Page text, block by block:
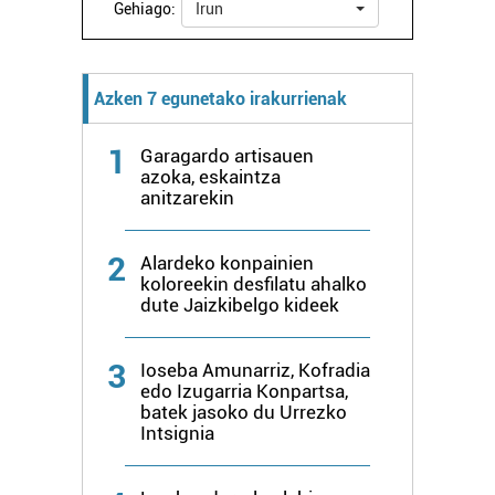
interes komertzial legitimoetan babesten dira. Ikusi gure
duten interes legitimoa eta horren aurka nola egin
dezakezun ikusteko.
Lortu zure datu pertsonalak prozesatzeko moduari
buruzko informazio gehiago eta ezarri zure lehentasunak
datuen atalean. Edozein unetan alda edo ken dezakezu
zure baimena Cookieen adierazpenean.
Webgune honek cookie propioak eta hirugarrenen cookie-
fitxategiak erabiltzen ditu. Zure esperientzia eta
zerbitzuak hobetzeko asmoz, cookie teknologiaz
baliatzen gara. Ohar hau onartuz gero, teknologia hori
erabiltzeko baimen esplizitua ematen diguzu.
Gehiago: Irun
Azken 7 egunetako irakurrienak
1
Garagardo artisauen
azoka, eskaintza
anitzarekin
2
Alardeko konpainien
koloreekin desfilatu ahalko
dute Jaizkibelgo kideek
3
Ioseba Amunarriz, Kofradia
edo Izugarria Konpartsa,
batek jasoko du Urrezko
Intsignia